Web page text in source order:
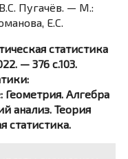
Пугачёв. — М.:
Е.С.
статистика
— 376 c.103.
Алгебра
анализ. Теория
статистика.